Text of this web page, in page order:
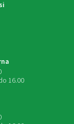
16.00